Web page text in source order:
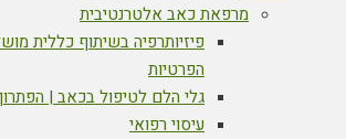
מרפאת כאב אלטרנטיבית
פיזיותרפיה בשיתוף כללית
הפרטיות
גלי הלם לטיפול בכאב |
עיסוי רפואי